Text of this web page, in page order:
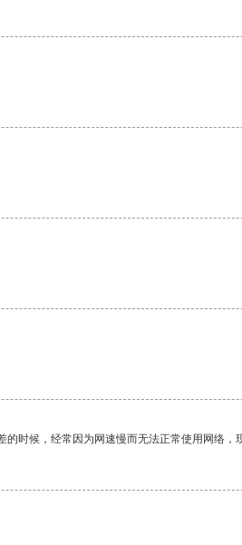
时候，经常因为网速慢而无法正常使用网络，